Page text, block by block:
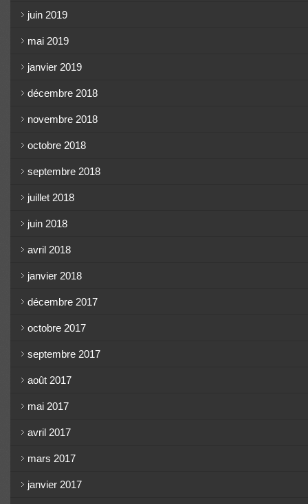
juin 2019
mai 2019
janvier 2019
décembre 2018
novembre 2018
octobre 2018
septembre 2018
juillet 2018
juin 2018
avril 2018
janvier 2018
décembre 2017
octobre 2017
septembre 2017
août 2017
mai 2017
avril 2017
mars 2017
janvier 2017